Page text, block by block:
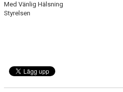
VHK SHOP 2025-2026
Med Vänlig Hälsning
Styrelsen